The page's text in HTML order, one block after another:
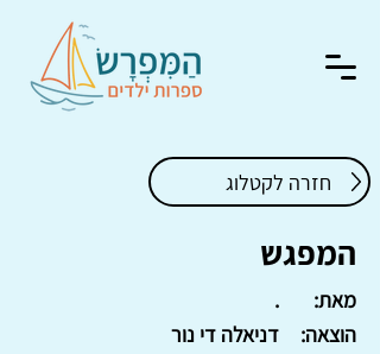
חזרה לקטלוג
המפגש
.
מאת:
דניאלה די נור
הוצאה: